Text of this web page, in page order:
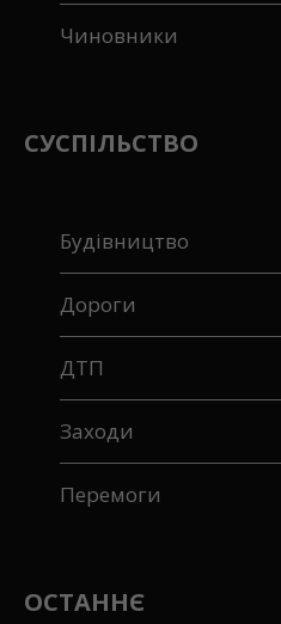
Чиновники
СУСПІЛЬСТВО
Будівництво
Дороги
ДТП
Заходи
Перемоги
ОСТАННЄ